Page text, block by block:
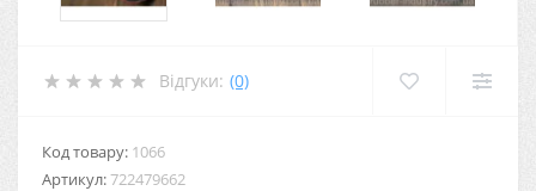
Відгуки: (0)
Код товару: 1066
Артикул:722479662